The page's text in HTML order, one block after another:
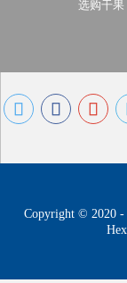
选购干果
Copyright © 2020 -